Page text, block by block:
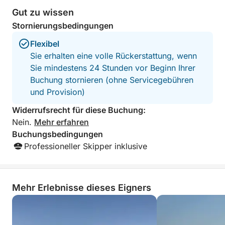
die ideale Art, das authentische Sardinien zu
entdecken und einen Tag inmitten der Natur zu
genießen.
Gut zu wissen
Stornierungsbedingungen
Flexibel
Sie erhalten eine volle Rückerstattung, wenn
Sie mindestens 24 Stunden vor Beginn Ihrer
Buchung stornieren (ohne Servicegebühren
und Provision)
Widerrufsrecht für diese Buchung:
Nein. Mehr erfahren
Buchungsbedingungen
Professioneller Skipper inklusive
Mehr Erlebnisse dieses Eigners